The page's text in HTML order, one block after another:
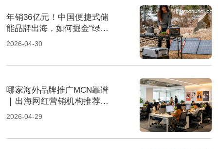
年销36亿元！中国便捷式储
能品牌出海，如何掘金“绿色
经济”新风口
2026-04-30
哪家海外品牌推广MCN靠谱
｜出海网红营销机构推荐指
南
2026-04-29